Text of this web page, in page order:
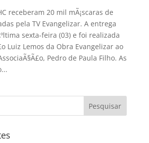
receberam 20 mil mÃ¡scaras de
pela TV Evangelizar. A entrega
sexta-feira (03) e foi realizada
Luiz Lemos da Obra Evangelizar ao
Pedro de Paula Filho. As